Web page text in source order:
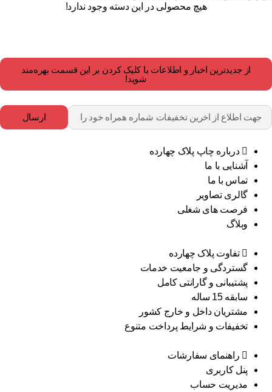
هیچ محصولی در این دسته وجود ندارد!
از جدیدترین اخبار و اطلاعات با کلیک کردن بر این قسمت بهره‌مند
شوید!
ارسال
درباره چاپ پلاک چهارده
آشنایی با ما
تماس با ما
گالری تصاویر
فرصت های شغلی
وبلاگ
تفاوت پلاک چهارده
گستردگی و جامعیت خدمات
پشتیبانی و گارانتی کامل
سابقه 15 ساله
مشتریان داخل و خارج کشور
تخفیفات و شرایط پرداخت متنوع
راهنمای سفارشات
پنل کاربری
مدیریت حساب